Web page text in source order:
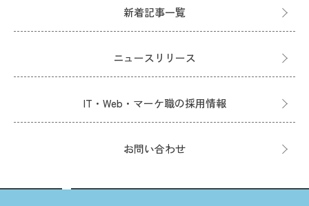
新着記事一覧
ニュースリリース
IT・Web・マーケ職の採用情報
お問い合わせ